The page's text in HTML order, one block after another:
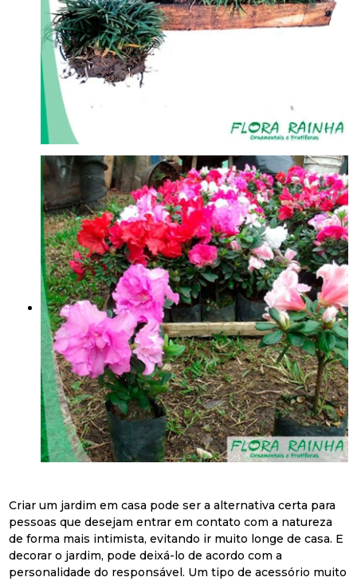
Criar um jardim em casa pode ser a alternativa certa para
pessoas que desejam entrar em contato com a natureza
de forma mais intimista, evitando ir muito longe de casa. E
decorar o jardim, pode deixá-lo de acordo com a
personalidade do responsável. Um tipo de acessório muito